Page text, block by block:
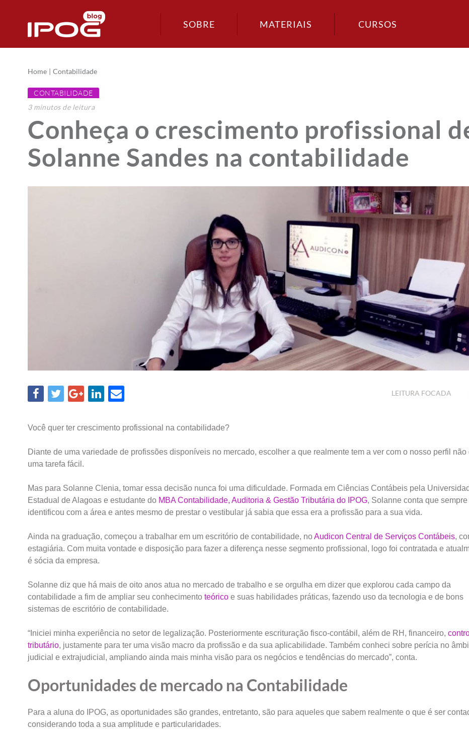
SOBRE MATERIAIS CURSOS
Home Contabilidade
CONTABILIDADE
3 minutosde leitura
Conheça o crescimento profissional
Solanne Sandes na contabilidade
LEITURA FOCADA
Você quer ter crescimento profissional na contabilidade?
Diante de uma variedade de profissões disponíveis no mercado, escolher a que realmente tem a ver com o nosso perfil não
uma tarefa fácil.
Mas para Solanne Clenia, tomar essa decisão nunca foi uma dificuldade. Formada em Ciências Contábeis pela
Estadual de Alagoas e estudante do MBA Contabilidade, Auditoria & Gestão Tributária do IPOG, Solanne conta que sempre
identificou com a área e antes mesmo de prestar o vestibular já sabia que essa era a profissão para a sua vida.
Ainda na graduação, começou a trabalhar em um escritório de contabilidade, noAudicon Central de Serviços Contábeis,
estagiária. Com muita vontade e disposição para fazer a diferença nesse segmento profissional, logo foi contratada e
é sócia da empresa.
Solanne diz que há mais de oito anos atua no mercado de trabalho e se orgulha em dizer que explorou cada campo da
contabilidade a fim de ampliar seu conhecimento teórico e suas habilidades práticas, fazendo uso da tecnologia e de bons
sistemas de escritório de contabilidade.
“Iniciei minha experiência no setor de legalização. Posteriormente escrituração fisco-contábil, além de RH, financeiro,
tributário, justamente para ter uma visão macro da profissão e da sua aplicabilidade. Também conheci sobre perícia no
judicial e extrajudicial, ampliando ainda mais minha visão para os negócios e tendências do mercado”, conta.
Oportunidades de mercado na Contabilidade
Para a aluna do IPOG, as oportunidades são grandes, entretanto, são para aqueles que sabem realmente o que é ser
considerando toda a sua amplitude e particularidades.